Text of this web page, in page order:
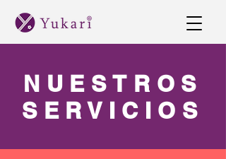
NUESTROS
SERVICIOS